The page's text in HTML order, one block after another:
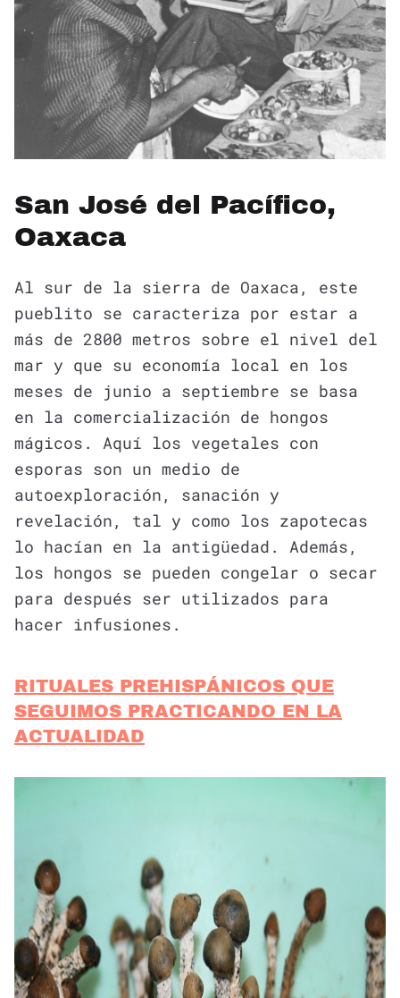
San José del Pacífico,
Oaxaca
Al sur de la sierra de Oaxaca, este
pueblito se caracteriza por estar a
más de 2800 metros sobre el nivel del
mar y que su economía local en los
meses de junio a septiembre se basa
en la comercialización de hongos
mágicos. Aquí los vegetales con
esporas son un medio de
autoexploración, sanación y
revelación, tal y como los zapotecas
lo hacían en la antigüedad. Además,
los hongos se pueden congelar o secar
para después ser utilizados para
hacer infusiones.
RITUALES PREHISPÁNICOS QUE
SEGUIMOS PRACTICANDO EN LA
ACTUALIDAD